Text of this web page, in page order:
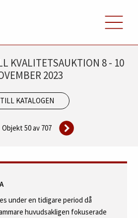
KVALITETSAUKTION 8 - 10
2023
TILL KATALOGEN
Objekt 50 av 707
under en tidigare period då
huvudsakligen fokuserade